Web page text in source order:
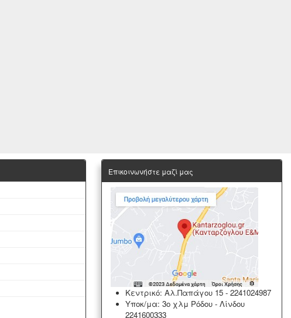
Επικοινωνήστε μαζί μας
Κεντρικό: Αλ.Παπάγου 15 -2241024987
Υποκ/μα: 3ο χλμ Ρόδου - Λίνδου
2241600333